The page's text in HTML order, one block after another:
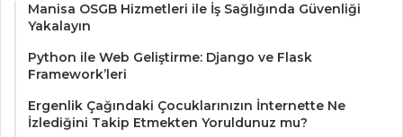
Manisa OSGB Hizmetleri ile İş Sağlığında Güvenliği
Yakalayın
Python ile Web Geliştirme: Django ve Flask
Framework’leri
Ergenlik Çağındaki Çocuklarınızın İnternette Ne
İzlediğini Takip Etmekten Yoruldunuz mu?